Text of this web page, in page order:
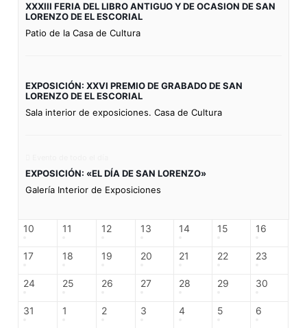
XXXIII FERIA DEL LIBRO ANTIGUO Y DE OCASION DE SAN
LORENZO DE EL ESCORIAL
Patio de la Casa de Cultura
EXPOSICIÓN: XXVI PREMIO DE GRABADO DE SAN
LORENZO DE EL ESCORIAL
Sala interior de exposiciones. Casa de Cultura
EXPOSICIÓN: «EL DÍA DE SAN LORENZO»
Galería Interior de Exposiciones
10 11 12 13 14 15 16
17 18 19 20 21 22 23
24 25 26 27 28 29 30
31 1 2 3 4 5 6